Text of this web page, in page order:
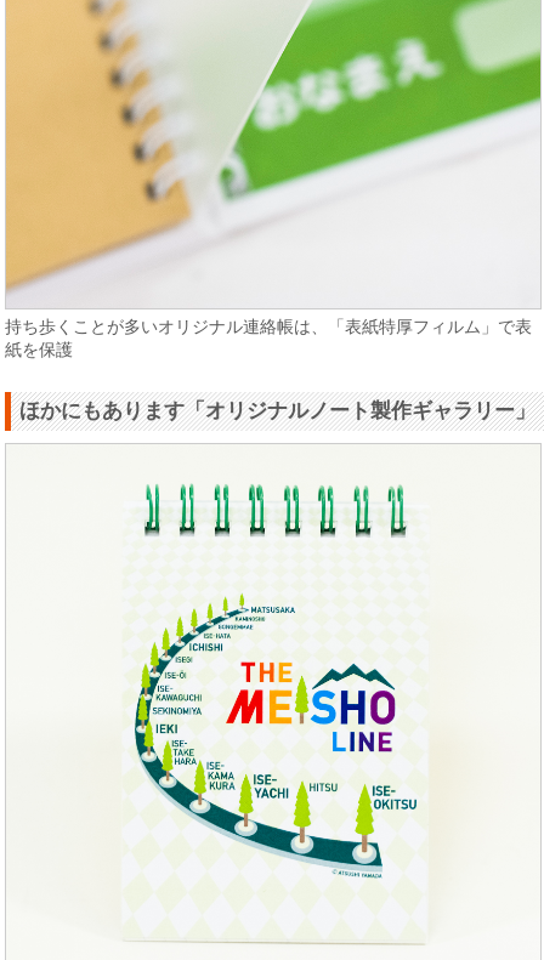
持ち歩くことが多いオリジナル連絡帳は、「表紙特厚フィルム」で表
紙を保護
ほかにもあります「オリジナルノート製作ギャラリー」